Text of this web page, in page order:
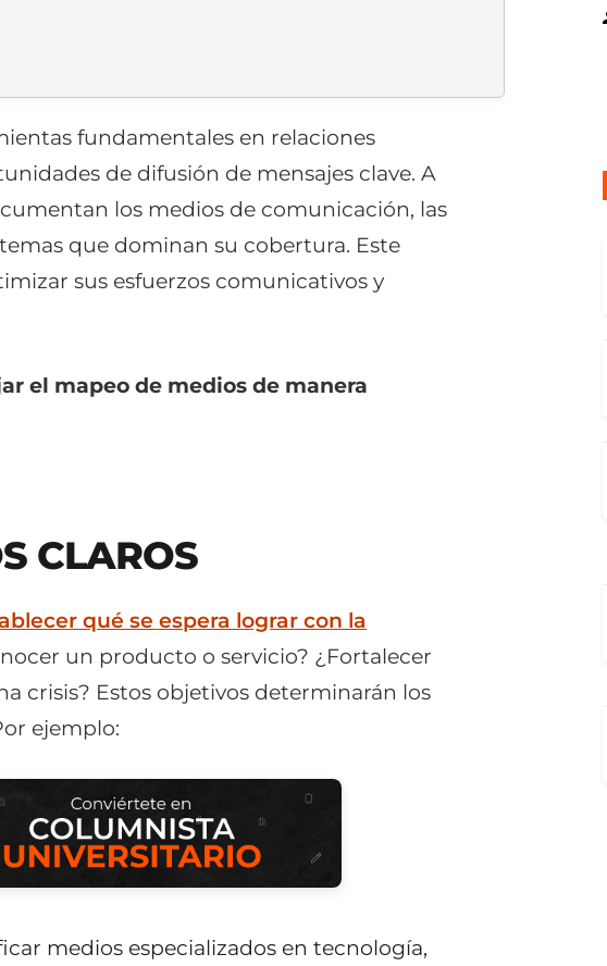
fundamentales en relaciones
de difusión de mensajes clave. A
los medios de comunicación, las
que dominan su cobertura. Este
sus esfuerzos comunicativos y
el mapeo de medios de manera
CLAROS
qué se espera lograr con la
un producto o servicio? ¿Fortalecer
crisis? Estos objetivos determinarán los
ejemplo:
medios especializados en tecnología,